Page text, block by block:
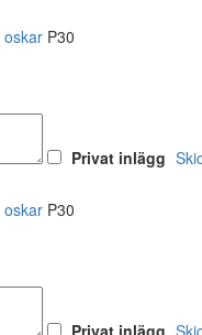
oskar P30
Privat inlägg
oskar P30
Privat inlägg